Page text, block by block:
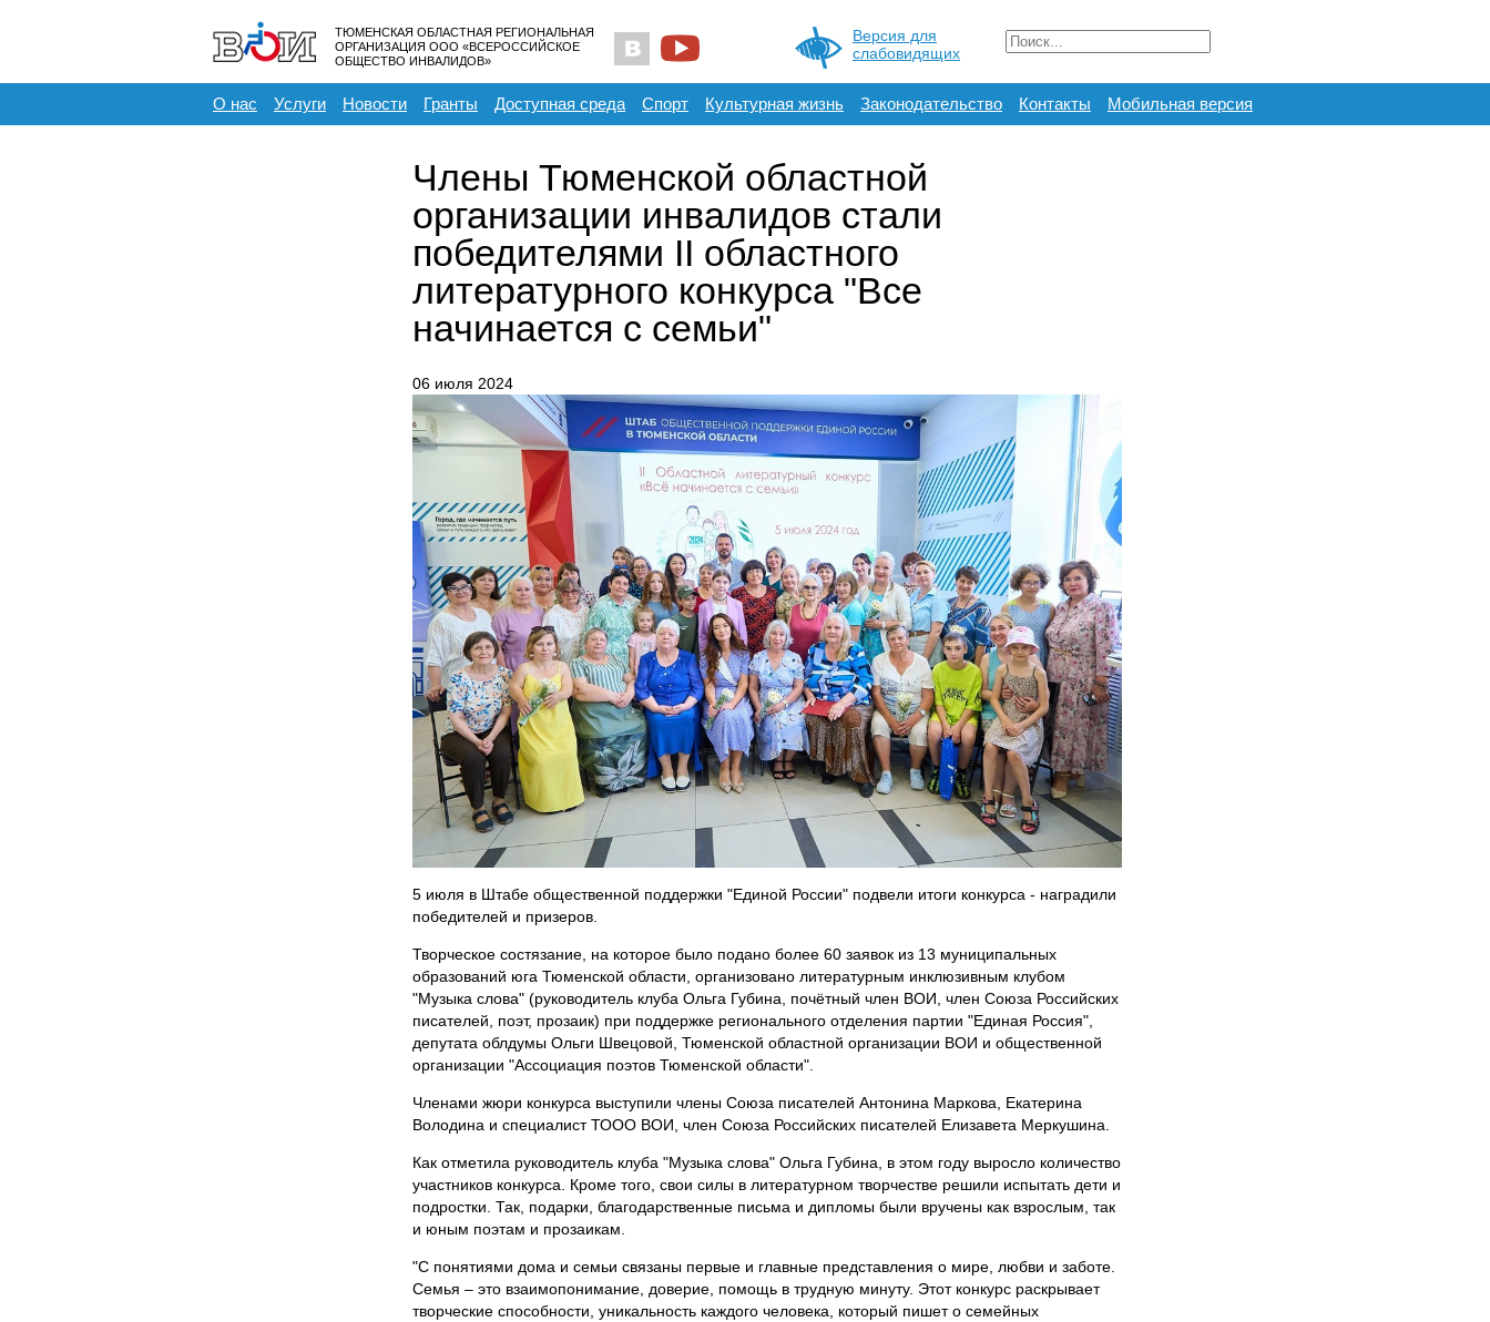
ТЮМЕНСКАЯ ОБЛАСТНАЯ РЕГИОНАЛЬНАЯ
ОРГАНИЗАЦИЯ ООО «ВСЕРОССИЙСКОЕ
ОБЩЕСТВО ИНВАЛИДОВ»
Версия для
слабовидящих
О нас Услуги Новости Гранты Доступная среда Спорт Культурная жизнь Законодательство Контакты Мобильная версия
Члены Тюменской областной
организации инвалидов стали
победителями II областного
литературного конкурса "Все
начинается с семьи"
06 июля 2024
5 июля в Штабе общественной поддержки "Единой России" подвели итоги конкурса - наградили
победителей и призеров.
Творческое состязание, на которое было подано более 60 заявок из 13 муниципальных
образований юга Тюменской области, организовано литературным инклюзивным клубом
"Музыка слова" (руководитель клуба Ольга Губина, почётный член ВОИ, член Союза Российских
писателей, поэт, прозаик) при поддержке регионального отделения партии "Единая Россия",
депутата облдумы Ольги Швецовой, Тюменской областной организации ВОИ и общественной
организации "Ассоциация поэтов Тюменской области".
Членами жюри конкурса выступили члены Союза писателей Антонина Маркова, Екатерина
Володина и специалист ТООО ВОИ, член Союза Российских писателей Елизавета Меркушина.
Как отметила руководитель клуба "Музыка слова" Ольга Губина, в этом году выросло количество
участников конкурса. Кроме того, свои силы в литературном творчестве решили испытать дети и
подростки. Так, подарки, благодарственные письма и дипломы были вручены как взрослым, так
и юным поэтам и прозаикам.
"С понятиями дома и семьи связаны первые и главные представления о мире, любви и заботе.
Семья – это взаимопонимание, доверие, помощь в трудную минуту. Этот конкурс раскрывает
творческие способности, уникальность каждого человека, который пишет о семейных